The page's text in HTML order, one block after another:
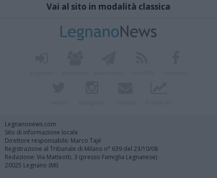
Vai al sito in modalità classica
Legnanonews.com
Sito di informazione locale
Direttore responsabile: Marco Tajè
Registrazione al Tribunale di Milano n° 639 del 23/10/08
Redazione: Via Matteotti, 3 (presso Famiglia Legnanese)
20025 Legnano (MI)